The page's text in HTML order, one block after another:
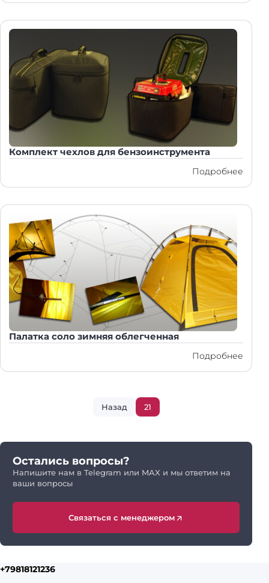
Комплект чехлов для бензоинструмента
Подробнее
Палатка соло зимняя облегченная
Подробнее
Назад 21
Остались вопросы?
Напишите нам в Telegram или MAX и мы ответим на
ваши вопросы
Связаться с менеджером
+79818121236